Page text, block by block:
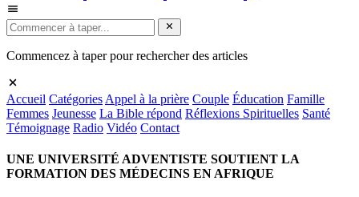
Commencez à taper pour rechercher des articles
Accueil Catégories Appel à la prière Couple Éducation Famille
Femmes Jeunesse La Bible répond Réflexions Spirituelles Santé
Témoignage Radio Vidéo Contact
UNE UNIVERSITÉ ADVENTISTE SOUTIENT LA
FORMATION DES MÉDECINS EN AFRIQUE